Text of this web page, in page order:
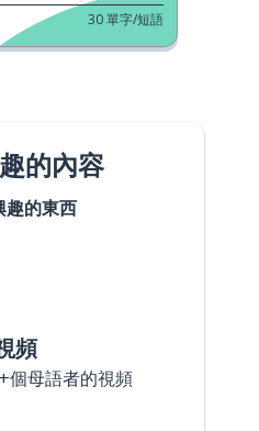
30單字/短語
的內容
趣的東西
頻
個母語者的視頻